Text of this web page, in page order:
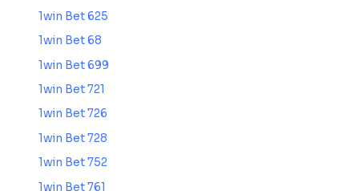
1win Bet 625
1win Bet 68
1win Bet 699
1win Bet 721
1win Bet 726
1win Bet 728
1win Bet 752
1win Bet 761